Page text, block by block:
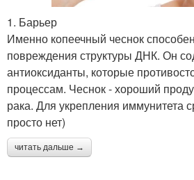
1. Барьер
Именно копеечный чеснок
повреждения структуры ДНК. Он
антиоксиданты, которые
процессам. Чеснок - хороший
рака. Для укрепления иммунитета
просто нет)
читать дальше →